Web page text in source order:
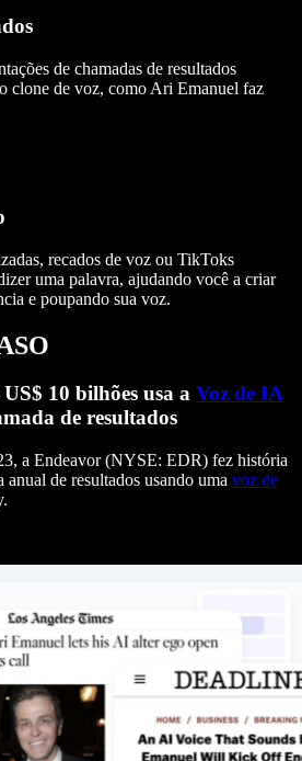
de chamadas de resultados
clone de voz, como Ari Emanuel faz
recados de voz ou TikToks
uma palavra, ajudando você a criar
e poupando sua voz.
10 bilhões usa a Voz de IA
de resultados
a Endeavor (NYSE: EDR) fez história
anual de resultados usando uma voz de